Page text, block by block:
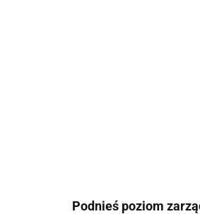
Podnieś poziom